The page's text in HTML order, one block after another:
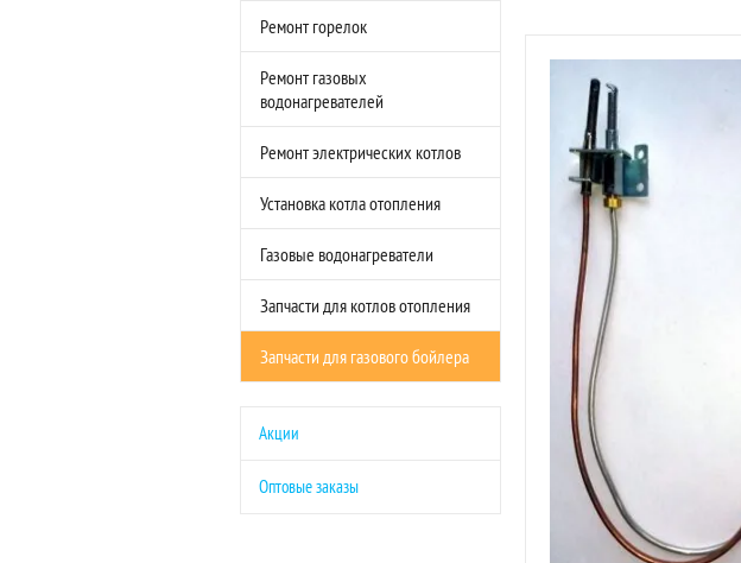
Ремонт горелок
Ремонт газовых
водонагревателей
Ремонт электрических котлов
Установка котла отопления
Газовые водонагреватели
Запчасти для котлов отопления
Запчасти для газового бойлера
Акции
Оптовые заказы